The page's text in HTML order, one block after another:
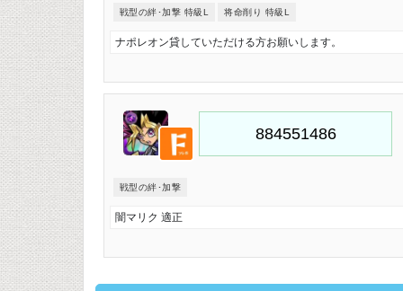
戦型の絆･加撃 特級L 将命削り 特級L
ナポレオン貸していただける方お願いします。
戦型の絆･加撃
闇マリク 適正